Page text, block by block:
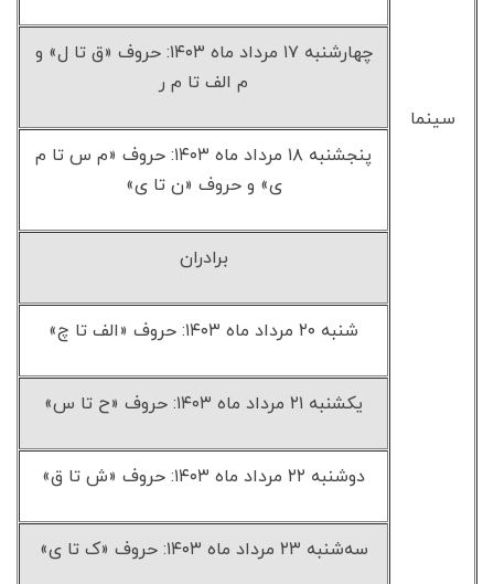
سینما
چهارشنبه ۱۷ مرداد ماه ۱۴۰۳: حروف «ق تا ل» و
م الف تا م ر
پنجشنبه ۱۸ مرداد ماه ۱۴۰۳: حروف «م س تا م
ی» و حروف «ن تا ی»
برادران
شنبه ۲۰ مرداد ماه ۱۴۰۳: حروف «الف تا چ»
یکشنبه ۲۱ مرداد ماه ۱۴۰۳: حروف «ح تا س»
دوشنبه ۲۲ مرداد ماه ۱۴۰۳: حروف «ش تا ق»
سه‌شنبه ۲۳ مرداد ماه ۱۴۰۳: حروف «ک تا ی»